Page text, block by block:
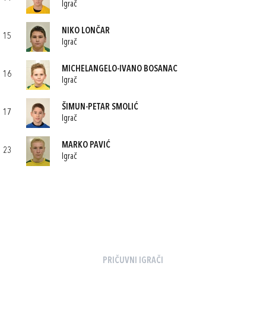
Igrač
15
NIKO LONČAR
Igrač
16
MICHELANGELO-IVANO BOSANAC
Igrač
17
ŠIMUN-PETAR SMOLIĆ
Igrač
23
MARKO PAVIĆ
Igrač
PRIČUVNI IGRAČI